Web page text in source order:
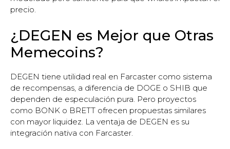
precio.
¿DEGEN es Mejor que Otras
Memecoins?
DEGEN tiene utilidad real en Farcaster como sistema
de recompensas, a diferencia de DOGE o SHIB que
dependen de especulación pura. Pero proyectos
como BONK o BRETT ofrecen propuestas similares
con mayor liquidez. La ventaja de DEGEN es su
integración nativa con Farcaster.